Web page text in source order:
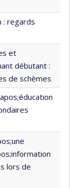
: regards
et
débutant :
de schèmes
lors de